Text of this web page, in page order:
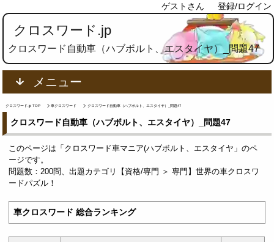
ゲストさん 登録/ログイン
クロスワード.jp
クロスワード自動車（ハブボルト、エスタイヤ）_問題47
メニュー
クロスワード.jp TOP 車クロスワード クロスワード自動車（ハブボルト、エスタイヤ）_問題47
クロスワード自動車（ハブボルト、エスタイヤ）_問題47
このページは「クロスワード車マニア(ハブボルト、エスタイヤ」のペ
ージです。
問題数：200問、出題カテゴリ【資格/専門 ＞ 専門】世界の車クロスワ
ードパズル！
車クロスワード 総合ランキング